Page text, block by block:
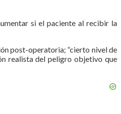
si el paciente al recibir la
post-operatoria; “cierto nivel de
realista del peligro objetivo que